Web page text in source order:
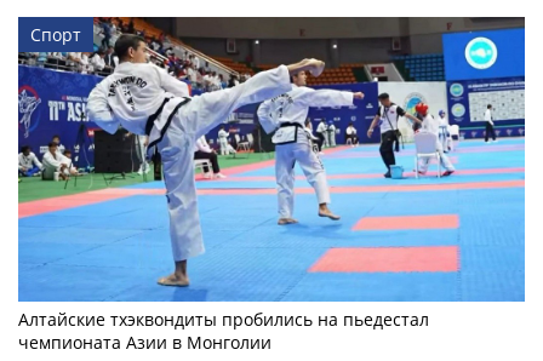
Спорт
Алтайские тхэквондиты пробились на пьедестал
чемпионата Азии в Монголии